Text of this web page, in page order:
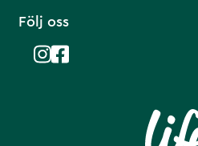
Följ oss